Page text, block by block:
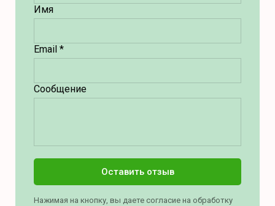
Имя
Email *
Сообщение
Оставить отзыв
Нажимая на кнопку, вы даете согласие на обработку